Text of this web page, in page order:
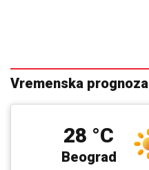
Vremenska prognoza
Beograd
28 °C